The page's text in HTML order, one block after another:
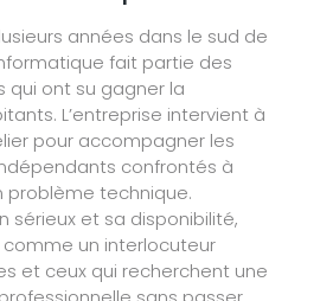
années dans le sud de
fait partie des
qui ont su gagner la
L’entreprise intervient à
pour accompagner les
confrontés à
problème technique.
sérieux et sa disponibilité,
comme un interlocuteur
et ceux qui recherchent une